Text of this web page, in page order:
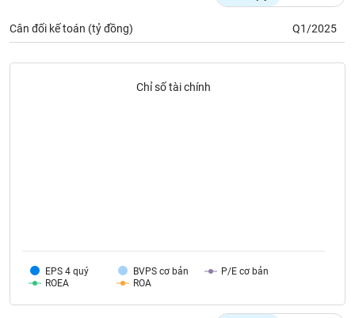
Cân đối kế toán (tỷ đồng) Q1/2025
Chỉ số tài chính
EPS 4 quý BVPS cơ bản
P/E cơ bản
ROEA
ROA
tích
(-)
tạo